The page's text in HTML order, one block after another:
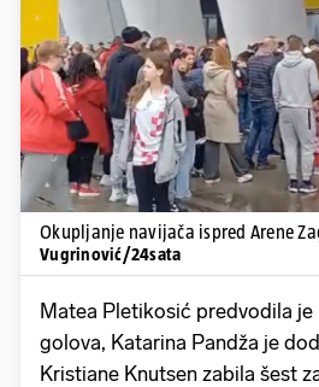
Pokretanje
Okupljanje navijača ispred Arene
Vugrinović/24sata
Matea Pletikosić predvodila je
golova, Katarina Pandža je
Kristiane Knutsen zabila šest